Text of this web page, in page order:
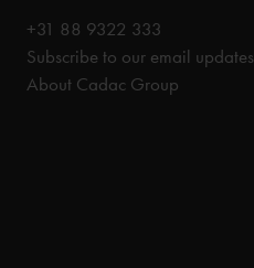
+31 88 9322 333
Subscribe to our email updates
About Cadac Group